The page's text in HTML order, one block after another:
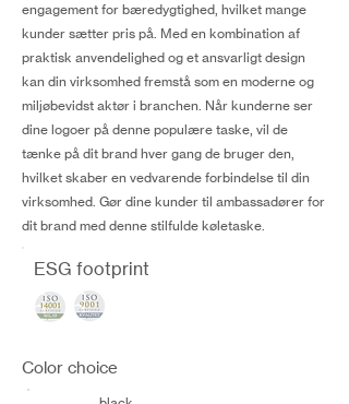
engagement for bæredygtighed, hvilket mange
kunder sætter pris på. Med en kombination af
praktisk anvendelighed og et ansvarligt design
kan din virksomhed fremstå som en moderne og
miljøbevidst aktør i branchen. Når kunderne ser
dine logoer på denne populære taske, vil de
tænke på dit brand hver gang de bruger den,
hvilket skaber en vedvarende forbindelse til din
virksomhed. Gør dine kunder til ambassadører for
dit brand med denne stilfulde køletaske.
ESG footprint
Color choice